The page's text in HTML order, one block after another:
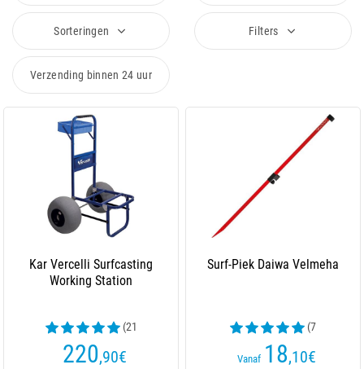
Sorteringen Filters
Verzending binnen 24 uur
Kar Vercelli Surfcasting
Working Station
(21
beoordelingen)
220,90€
Surf-Piek Daiwa Velmeha
(7
beoordelingen)
Vanaf 18,10€